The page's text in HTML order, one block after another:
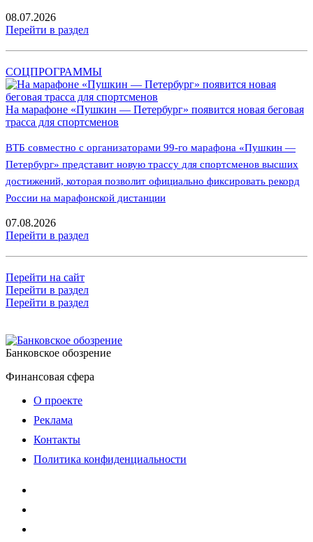
08.07.2026
Перейти в раздел
СОЦПРОГРАММЫ
На марафоне «Пушкин — Петербург» появится новая беговая
трасса для спортсменов
ВТБ совместно с организаторами 99-го марафона «Пушкин —
Петербург» представит новую трассу для спортсменов высших
достижений, которая позволит официально фиксировать рекорд
России на марафонской дистанции
07.08.2026
Перейти в раздел
Перейти на сайт
Перейти в раздел
Перейти в раздел
Банковское обозрение
Финансовая сфера
О проекте
Реклама
Контакты
Политика конфиденциальности